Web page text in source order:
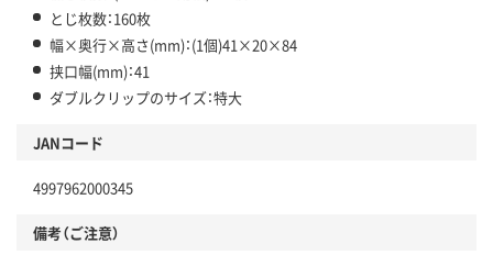
とじ枚数：160枚
幅×奥行×高さ(mm)：(1個)41×20×84
挟口幅(mm)：41
ダブルクリップのサイズ：特大
JANコード
4997962000345
備考（ご注意）